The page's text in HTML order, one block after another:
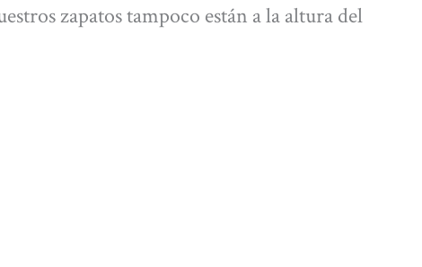
zapatos tampoco están a la altura del